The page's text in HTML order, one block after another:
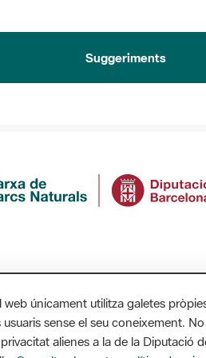
Suggeriments
web únicament utilitza galetes
usuaris sense el seu coneixement.
alienes a la de la Diputació